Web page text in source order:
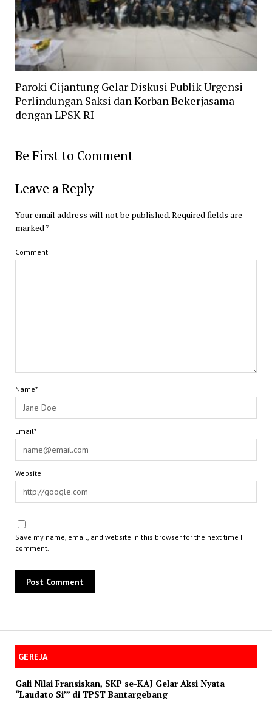
GEREJA
Gali Nilai Fransiskan, SKP se-KAJ Gelar Aksi Nyata
“Laudato Si’” di TPST Bantargebang
Paroki Cijantung Gelar Diskusi Publik Urgensi
Perlindungan Saksi dan Korban Bekerjasama
dengan LPSK RI
Be First to Comment
Leave a Reply
Your email address will not be published.Required fields are
marked*
Comment
Name*
Email*
Website
Save my name, email, and website in this browser for the next time I
comment.